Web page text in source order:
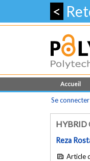
<
Accueil
Se connecter
HYBRID
Reza
Article